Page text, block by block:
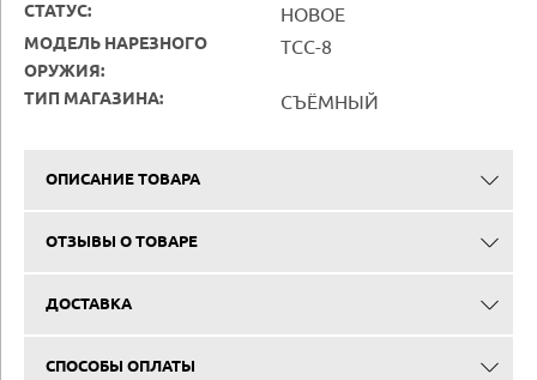
СТАТУС: НОВОЕ
МОДЕЛЬ НАРЕЗНОГО
ОРУЖИЯ:
ТСС-8
ТИП МАГАЗИНА: СЪЁМНЫЙ
ОПИСАНИЕ ТОВАРА
ОТЗЫВЫ О ТОВАРЕ
ДОСТАВКА
СПОСОБЫ ОПЛАТЫ